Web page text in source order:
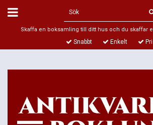
Skaffa en boksamling till ditt hus och du skaffar
Snabbt Enkelt